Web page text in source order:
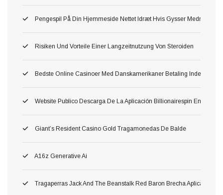
Pengespil På Din Hjemmeside Nettet Idræt Hvis Gysser Medmindre
Risiken Und Vorteile Einer Langzeitnutzung Von Steroiden
Bedste Online Casinoer Med Danskamerikaner Betaling Inden For
Website Publico Descarga De La Aplicación Billionairespin En
Giant’s Resident Casino Gold Tragamonedas De Balde
A16z Generative Ai
Tragaperras Jack And The Beanstalk Red Baron Brecha Aplicación